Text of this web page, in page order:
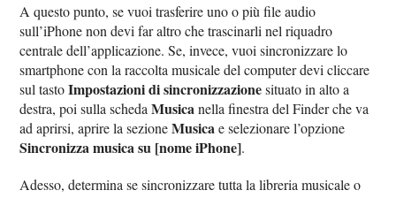
A questo punto, se vuoi trasferire uno o più file audio
sull’iPhone non devi far altro che trascinarli nel riquadro
centrale dell’applicazione. Se, invece, vuoi sincronizzare lo
smartphone con la raccolta musicale del computer devi cliccare
sul tastoImpostazioni di sincronizzazionesituato in alto a
destra, poi sulla schedaMusica nella finestra del Finder che va
ad aprirsi, aprire la sezioneMusica e selezionare l’opzione
Sincronizza musica su [nome iPhone].
Adesso, determina se sincronizzare tutta la libreria musicale o